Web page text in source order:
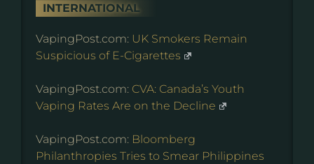
INTERNATIONAL
VapingPost.com: UK Smokers Remain
Suspicious of E-Cigarettes
VapingPost.com: CVA: Canada’s Youth
Vaping Rates Are on the Decline
VapingPost.com: Bloomberg
Philanthropies Tries to Smear Philippines